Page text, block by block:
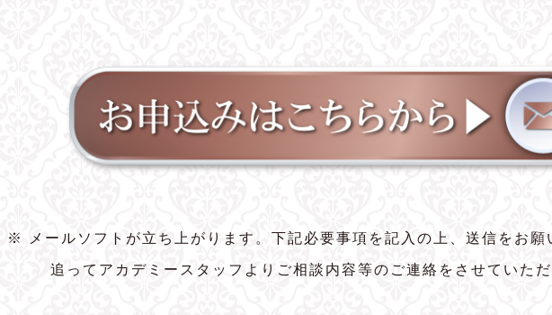
※ メールソフトが立ち上がります。下記必要事項を記入の上、送信をお願
追ってアカデミースタッフよりご相談内容等のご連絡をさせていただ